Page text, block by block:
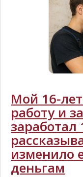
Мой 16-
работу и
заработал
изменило
деньгам